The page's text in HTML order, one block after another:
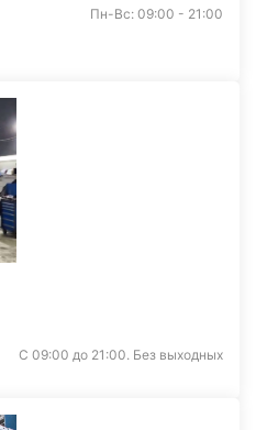
Пн-Вс: 09:00 - 21:00
С 09:00 до 21:00. Без выходных